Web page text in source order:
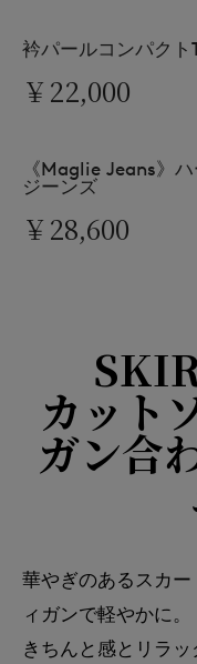
衿パールコンパクト
￥22,000
《Maglie Jeans》
ジーンズ
￥28,600
カット
ガン合
華やぎのあるスカ
ィガンで軽やかに。
きちんと感とリラ